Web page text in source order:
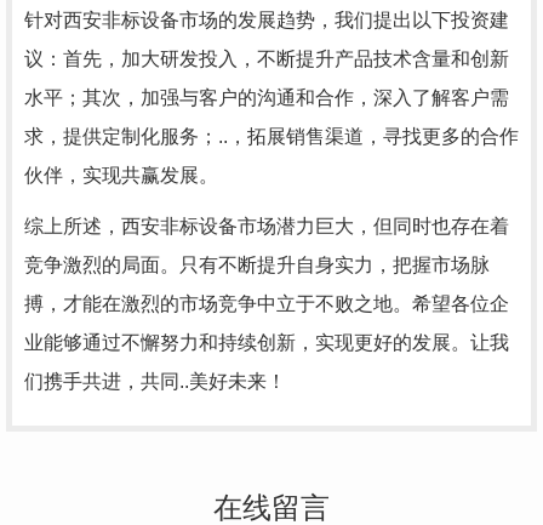
针对西安非标设备市场的发展趋势，我们提出以下投资建
议：首先，加大研发投入，不断提升产品技术含量和创新
水平；其次，加强与客户的沟通和合作，深入了解客户需
求，提供定制化服务；..，拓展销售渠道，寻找更多的合作
伙伴，实现共赢发展。
综上所述，西安非标设备市场潜力巨大，但同时也存在着
竞争激烈的局面。只有不断提升自身实力，把握市场脉
搏，才能在激烈的市场竞争中立于不败之地。希望各位企
业能够通过不懈努力和持续创新，实现更好的发展。让我
们携手共进，共同..美好未来！
在线留言